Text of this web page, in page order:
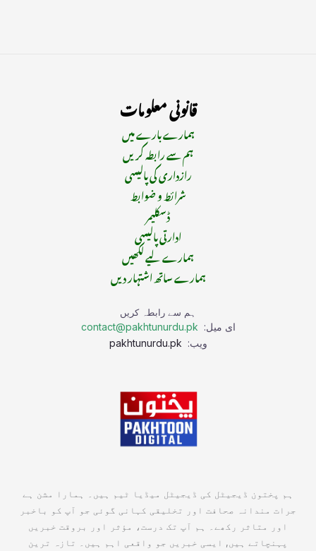
قانونی معلومات
ہمارے بارے میں
ہم سے رابطہ کریں
رازداری کی پالیسی
شرائط و ضوابط
ڈسکلیمر
ادارتی پالیسی
ہمارے لیے لکھیں
ہمارے ساتھ اشتہار دیں
ہم سے رابطہ کریں
ای میل: contact@pakhtunurdu.pk
ویب:
ہم پختون ڈیجیٹل کی ڈیجیٹل میڈیا ٹیم ہیں۔ ہمارا مشن ہے
جرات مندانہ صحافت اور تخلیقی کہانی گوئی جو آپ کو باخبر
اور متاثر رکھے۔ ہم آپ تک درست، مؤثر اور بروقت خبریں
پہنچاتے ہیں, ایسی خبریں جو واقعی اہم ہیں۔ تازہ ترین